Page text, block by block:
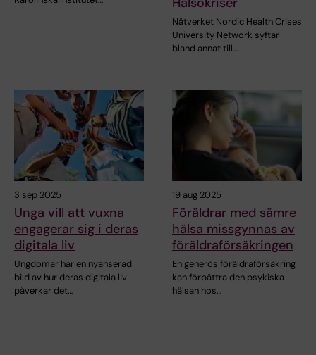
Nätverket Nordic Health Crises
University Network syftar
bland annat till…
3 sep 2025
Unga vill att vuxna
engagerar sig i deras
digitala liv
Ungdomar har en nyanserad
bild av hur deras digitala liv
påverkar det…
19 aug 2025
Föräldrar med sämre
hälsa missgynnas av
föräldraförsäkringen
En generös föräldraförsäkring
kan förbättra den psykiska
hälsan hos…